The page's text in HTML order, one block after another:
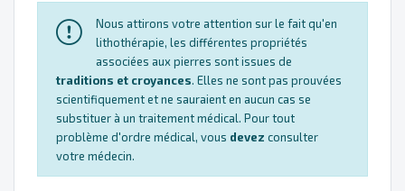
Nous attirons votre attention sur le fait qu'en
lithothérapie, les différentes propriétés
associées aux pierres sont issues de
traditions et croyances. Elles ne sont pas prouvées
scientifiquement et ne sauraient en aucun cas se
substituer à un traitement médical. Pour tout
problème d'ordre médical, vous devez consulter
votre médecin.